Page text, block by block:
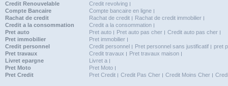
Credit Renouvelable
Credit revolving
Compte Bancaire
Compte bancaire en ligne
Rachat de credit
Rachat de credit
Rachat de credit immobilier
Credit a la consommation
Credit a la consommation
Pret auto
Pret auto Pret auto pas cher
Credit auto pas cher
Pret immobilier
Pret immobilier
Credit personnel
Credit personnel Pret personnel sans justificatif
pret
Pret travaux
Credit travaux
Pret travaux maison
Livret epargne
Livret a
Pret Moto
Pret Moto
Pret Credit
Pret Credit Credit Pas Cher Credit Moins Cher